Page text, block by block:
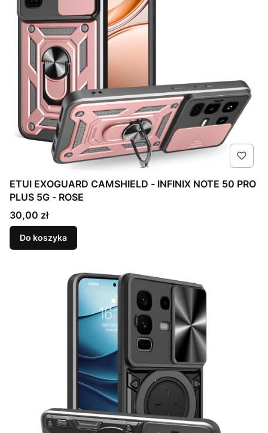
ETUI EXOGUARD CAMSHIELD - INFINIX NOTE 50 PRO
PLUS 5G - ROSE
Cena
30,00 zł
Do koszyka